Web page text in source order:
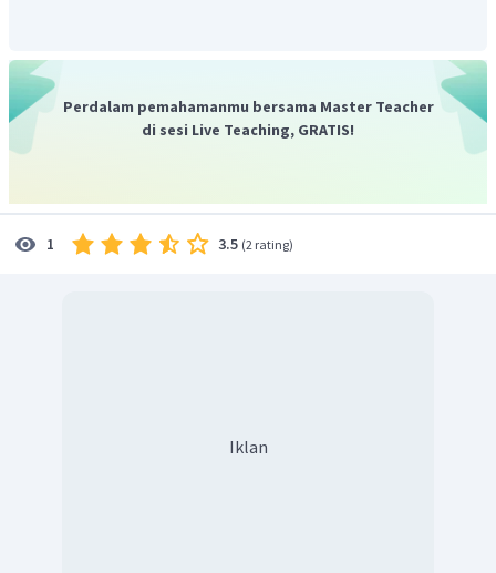
pajaknya.
Perdalam pemahamanmu bersama Master Teacher
di sesi Live Teaching, GRATIS!
1 3.5 (2 rating)
Iklan